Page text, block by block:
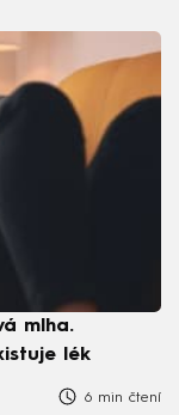
mlha.
lék
6 min čtení